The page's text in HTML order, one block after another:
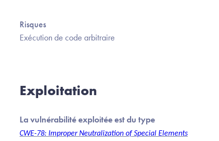
Risques
Exécution de code arbitraire
Exploitation
La vulnérabilité exploitée est du type
CWE-78: Improper Neutralization of Special Elements